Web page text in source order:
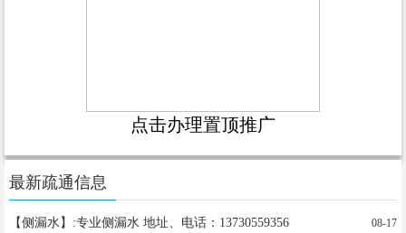
点击办理置顶推广
最新疏通信息
【侧漏水】:专业侧漏水 地址、电话：13730559356 08-17